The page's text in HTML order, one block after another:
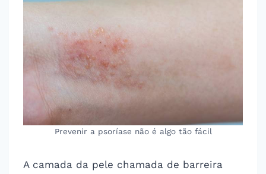
Prevenir a psoríase não é algo tão fácil
A camada da pele chamada de barreira